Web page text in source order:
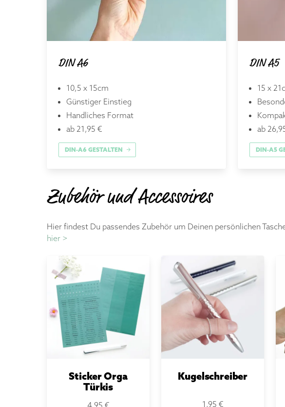
DIN A6
10,5 x 15cm
Günstiger Einstieg
Handliches Format
ab 21,95 €
DIN-A6 GESTALTEN
DIN A5
15 x
ab
DIN-A5
Zubehör und Accessoires
Hier findest Du passendes Zubehör um Deinen persönlichen
hier >
Gelstifte Basic
12,95 €
Notizblock